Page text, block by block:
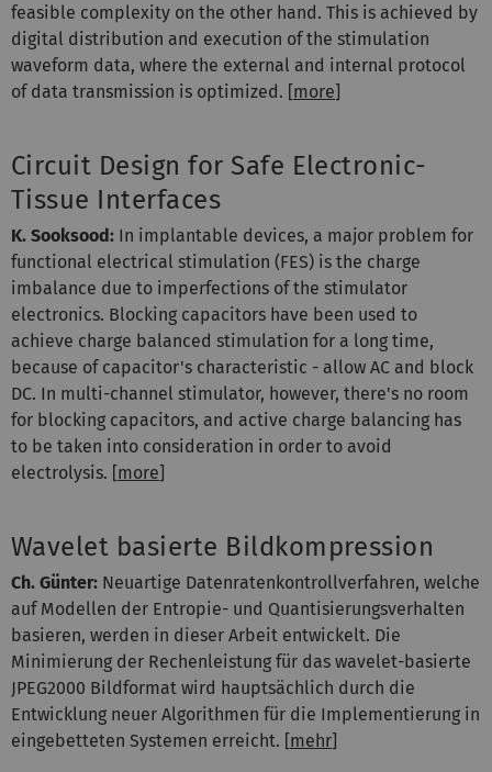
feasible complexity on the other hand. This is achieved by
digital distribution and execution of the stimulation
waveform data, where the external and internal protocol
of data transmission is optimized. [more]
Circuit Design for Safe Electronic-
Tissue Interfaces
K. Sooksood: In implantable devices, a major problem for
functional electrical stimulation (FES) is the charge
imbalance due to imperfections of the stimulator
electronics. Blocking capacitors have been used to
achieve charge balanced stimulation for a long time,
because of capacitor's characteristic - allow AC and block
DC. In multi-channel stimulator, however, there's no room
for blocking capacitors, and active charge balancing has
to be taken into consideration in order to avoid
electrolysis. [more]
Wavelet basierte Bildkompression
Ch. Günter: Neuartige Datenratenkontrollverfahren, welche
auf Modellen der Entropie- und Quantisierungsverhalten
basieren, werden in dieser Arbeit entwickelt. Die
Minimierung der Rechenleistung für das wavelet-basierte
JPEG2000 Bildformat wird hauptsächlich durch die
Entwicklung neuer Algorithmen für die Implementierung in
eingebetteten Systemen erreicht. [mehr]